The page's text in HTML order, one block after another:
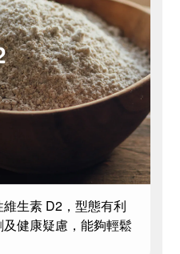
生素 D2，型態有利
健康疑慮，能夠輕鬆